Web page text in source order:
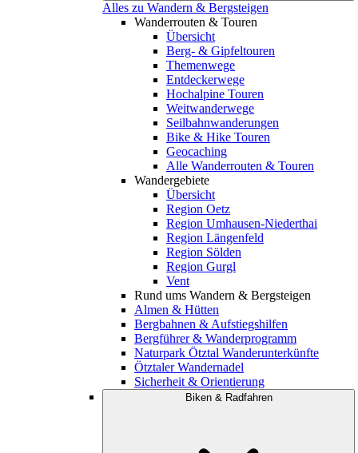
Alles zu Wandern & Bergsteigen
Wanderrouten & Touren
Übersicht
Berg- & Gipfeltouren
Themenwege
Entdeckerwege
Hochalpine Touren
Weitwanderwege
Seilbahnwanderungen
Bike & Hike Touren
Geocaching
Alle Wanderrouten & Touren
Wandergebiete
Übersicht
Region Oetz
Region Umhausen-Niederthai
Region Längenfeld
Region Sölden
Region Gurgl
Vent
Rund ums Wandern & Bergsteigen
Almen & Hütten
Bergbahnen & Aufstiegshilfen
Bergführer & Wanderprogramm
Naturpark Ötztal Wanderunterkünfte
Ötztaler Wandernadel
Sicherheit & Orientierung
Biken & Radfahren